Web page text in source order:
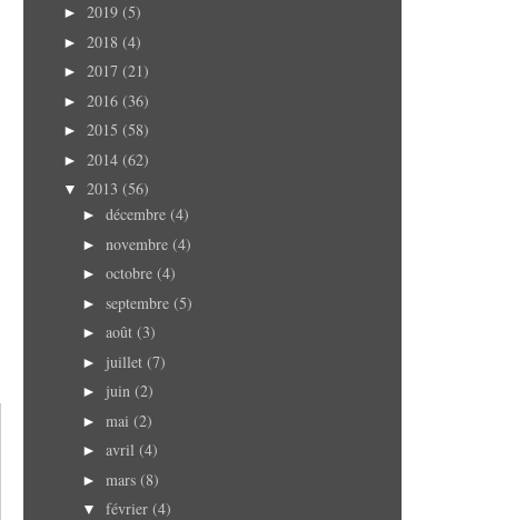
► 2019 (5)
► 2018 (4)
► 2017 (21)
► 2016 (36)
► 2015 (58)
► 2014 (62)
▼ 2013 (56)
► décembre (4)
► novembre (4)
► octobre (4)
► septembre (5)
► août (3)
► juillet (7)
► juin (2)
► mai (2)
► avril (4)
► mars (8)
▼ février (4)